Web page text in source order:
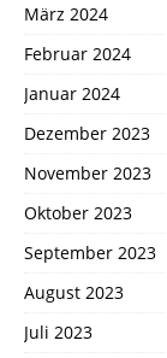
März 2024
Februar 2024
Januar 2024
Dezember 2023
November 2023
Oktober 2023
September 2023
August 2023
Juli 2023